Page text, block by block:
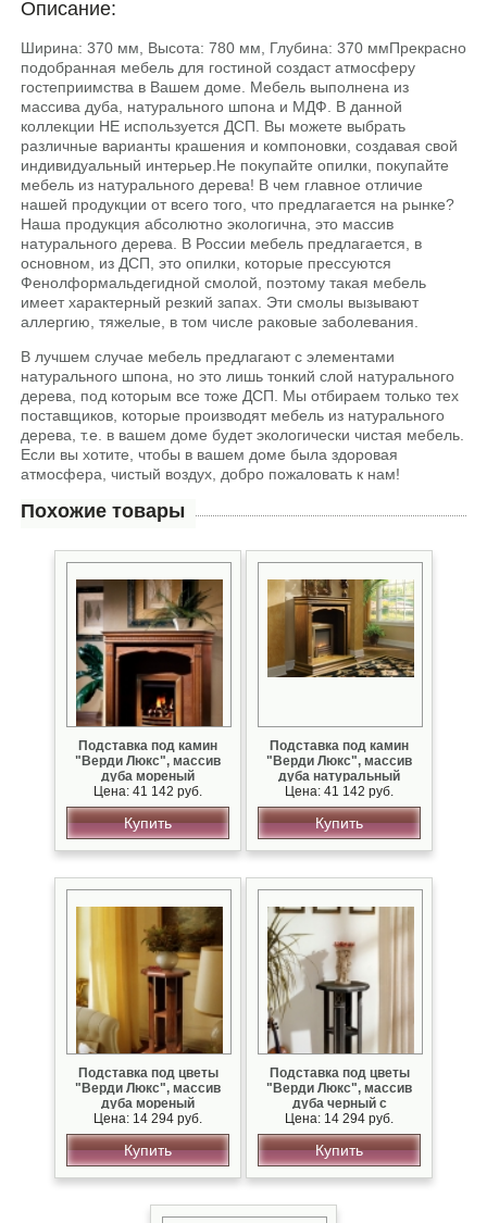
Описание:
Ширина: 370 мм, Высота: 780 мм, Глубина: 370 ммПрекрасно
подобранная мебель для гостиной создаст атмосферу
гостеприимства в Вашем доме. Мебель выполнена из
массива дуба, натурального шпона и МДФ. В данной
коллекции НЕ используется ДСП. Вы можете выбрать
различные варианты крашения и компоновки, создавая свой
индивидуальный интерьер.He покупайте опилки, покупайте
мебель из натурального дерева! В чем главное отличие
нашей продукции от всего того, что предлагается на рынке?
Наша продукция абсолютно экологична, это массив
натурального дерева. В России мебель предлагается, в
основном, из ДСП, это опилки, которые прессуются
Фенолформальдегидной смолой, поэтому такая мебель
имеет характерный резкий запах. Эти смолы вызывают
аллергию, тяжелые, в том числе раковые заболевания.
В лучшем случае мебель предлагают с элементами
натурального шпона, но это лишь тонкий слой натурального
дерева, под которым все тоже ДСП. Мы отбираем только тех
поставщиков, которые производят мебель из натурального
дерева, т.е. в вашем доме будет экологически чистая мебель.
Если вы хотите, чтобы в вашем доме была здоровая
атмосфера, чистый воздух, добро пожаловать к нам!
Похожие товары
Подставка под камин
"Верди Люкс", массив
дуба мореный
Цена: 41 142 руб.
Купить
Подставка под камин
"Верди Люкс", массив
дуба натуральный
Цена: 41 142 руб.
Купить
Подставка под цветы
"Верди Люкс", массив
дуба мореный
Цена: 14 294 руб.
Купить
Подставка под цветы
"Верди Люкс", массив
дуба черный с
серебряной патиной
Цена: 14 294 руб.
Купить